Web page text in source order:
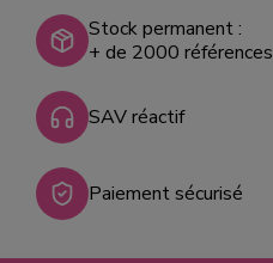
Stock permanent :
+ de 2000 références
SAV réactif
Paiement sécurisé